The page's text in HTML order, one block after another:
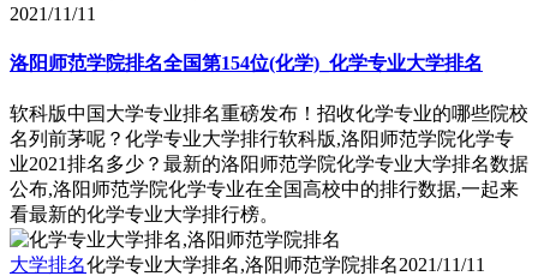
2021/11/11
洛阳师范学院排名全国第154位(化学)_化学专业大学排名
软科版中国大学专业排名重磅发布！招收化学专业的哪些院校
名列前茅呢？化学专业大学排行软科版,洛阳师范学院化学专
业2021排名多少？最新的洛阳师范学院化学专业大学排名数据
公布,洛阳师范学院化学专业在全国高校中的排行数据,一起来
看最新的化学专业大学排行榜。
大学排名化学专业大学排名,洛阳师范学院排名2021/11/11